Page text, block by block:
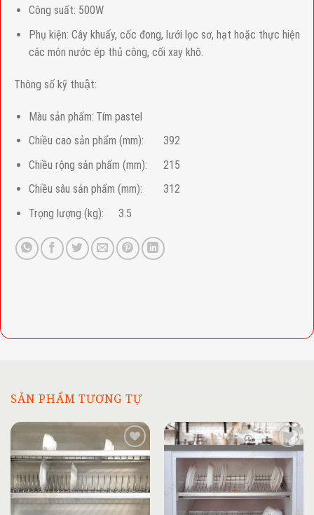
Công suất: 500W
Phụ kiện: Cây khuấy, cốc đong, lưới lọc sơ, hạt hoặc thực hiện
các món nước ép thủ công, cối xay khô.
Thông số kỹ thuật:
Màu sản phẩm: Tím pastel
Chiều cao sản phẩm (mm):
392
Chiều rộng sản phẩm (mm):
215
Chiều sâu sản phẩm (mm):
312
Trọng lượng (kg):
3.5
SẢN PHẨM TƯƠNG TỰ
Add to
wishlist
Add to
wishlist